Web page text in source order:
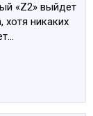
«Z2» выйдет
хотя никаких